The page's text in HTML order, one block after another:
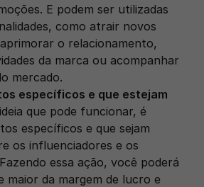
E podem ser utilizadas
como atrair novos
o relacionamento,
da marca ou acompanhar
mercado.
específicos e que estejam
que pode funcionar, é
específicos e que sejam
os influenciadores e os
essa ação, você poderá
da margem de lucro e